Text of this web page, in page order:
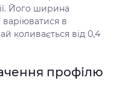
Його ширина
в
коливається від 0,4
профілю